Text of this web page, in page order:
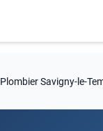
Plombier Savigny-le-